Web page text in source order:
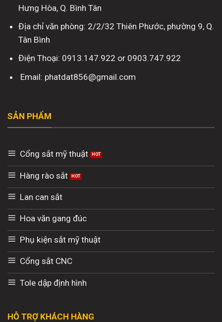
Hưng Hòa, Q. Bình Tân
Địa chỉ văn phòng: 2/2/32 Thiên Phước, phường 9, Q.
Tân Bình
Điện Thoại: 0913.147.922 or 0903.747.922
Email: phatdat856@gmail.com
SẢN PHẨM
Cổng sắt mỹ thuật
Hàng rào sắt
Lan can sắt
Hoa văn gang đúc
Phụ kiện sắt mỹ thuật
Cổng sắt CNC
Tole dập định hình
HỖ TRỢ KHÁCH HÀNG